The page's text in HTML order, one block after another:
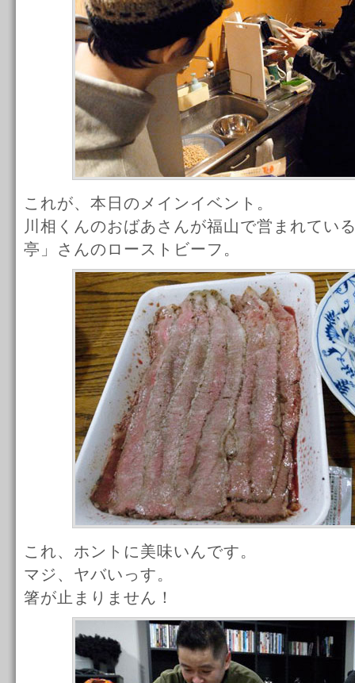
これが、本日のメインイベント。
川相くんのおばあさんが福山で営まれてい
亭」さんのローストビーフ。
これ、ホントに美味いんです。
マジ、ヤバいっす。
箸が止まりません！